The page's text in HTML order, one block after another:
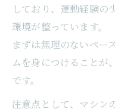
ピラティスマシ
女性に選ばれ
解説
美ボディを
マシンピラ
しており、運動経験の
環境が整っています。
まずは無理のないペー
ムを身につけることが
です。
注意点として、マシン